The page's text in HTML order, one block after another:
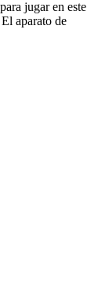
jugar en este
aparato de